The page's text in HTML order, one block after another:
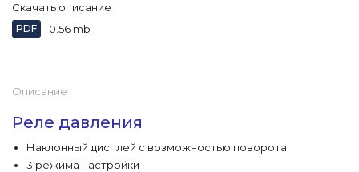
Описание
Реле давления
Наклонный дисплей с возможностью поворота
3 режима настройки
Скачать описание
PDF 0.56 mb